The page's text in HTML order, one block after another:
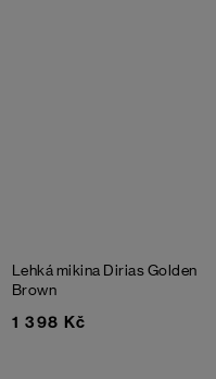
Lehká mikina DiriasGolden
Brown
1 398 Kč